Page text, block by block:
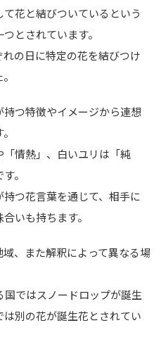
花と結びついているという
とされています。
の日に特定の花を結びつけ
つ特徴やイメージから連想
情熱」、白いユリは「純
。
つ花言葉を通じて、相手に
いも持ちます。
、また解釈によって異なる場
ではスノードロップが誕生
別の花が誕生花とされてい